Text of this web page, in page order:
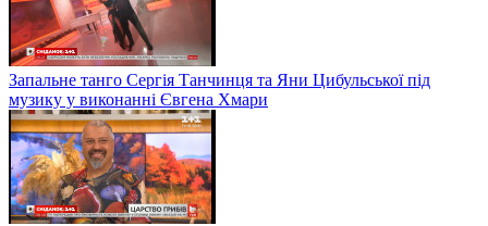
Запальне танго Сергія Танчинця та Яни Цибульської під
музику у виконанні Євгена Хмари